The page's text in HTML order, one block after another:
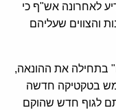
לאחרונה אש"ף כי
והצווים שעליהם
בתחילה את ההונאה,
בטקטיקה חדשה
לגוף חדש שהוקם